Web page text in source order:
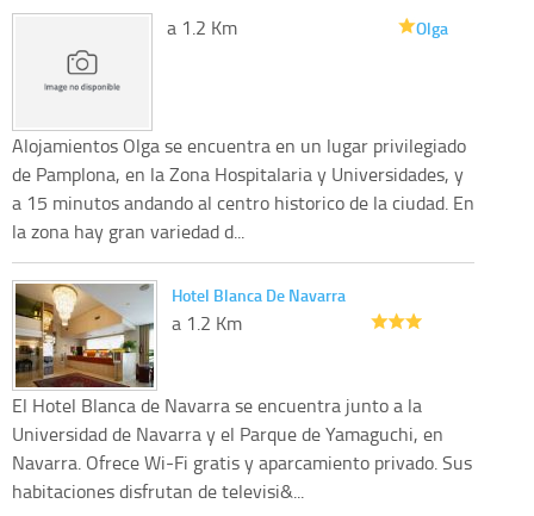
Olga
a 1.2 Km
Alojamientos Olga se encuentra en un lugar privilegiado
de Pamplona, en la Zona Hospitalaria y Universidades, y
a 15 minutos andando al centro historico de la ciudad. En
la zona hay gran variedad d...
Hotel Blanca De Navarra
a 1.2 Km
El Hotel Blanca de Navarra se encuentra junto a la
Universidad de Navarra y el Parque de Yamaguchi, en
Navarra. Ofrece Wi-Fi gratis y aparcamiento privado. Sus
habitaciones disfrutan de televisi&...